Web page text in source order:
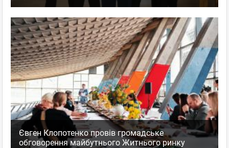
Євген Клопотенко провів громадське
обговорення майбутнього Житнього ринку